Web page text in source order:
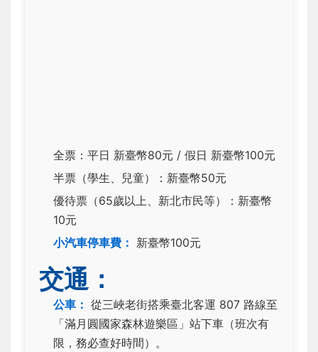
全票：平日 新臺幣80元 / 假日 新臺幣100元
半票（學生、兒童）：新臺幣50元
優待票（65歲以上、新北市民等）：新臺幣
10元
小汽車停車費： 新臺幣100元
交通：
公車： 從三峽老街搭乘臺北客運 807 路線至
「滿月圓國家森林遊樂區」站下車（班次有
限，務必查好時間）。